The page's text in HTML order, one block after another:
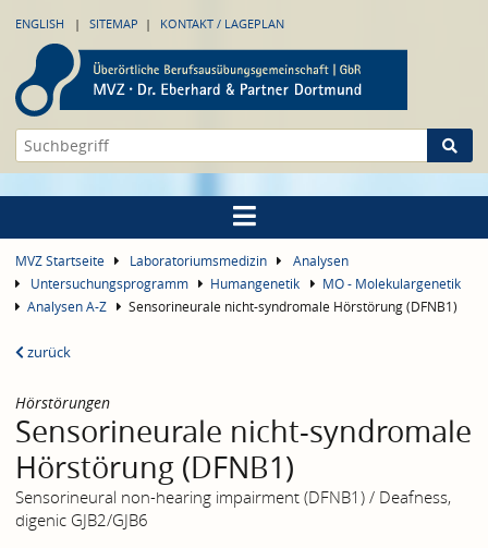
ENGLISH SITEMAP KONTAKT / LAGEPLAN
MVZ Startseite Laboratoriumsmedizin
Analysen
Untersuchungsprogramm
Humangenetik
MO - Molekulargenetik
Analysen A-Z
Sensorineurale nicht-syndromale Hörstörung (DFNB1)
zurück
Hörstörungen
Sensorineurale nicht-syndromale
Hörstörung (DFNB1)
Sensorineural non-hearing impairment (DFNB1) / Deafness,
digenic GJB2/GJB6